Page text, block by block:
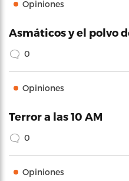
Opiniones
Asmáticos y el polvo
0
Opiniones
Terror a las 10 AM
0
Opiniones